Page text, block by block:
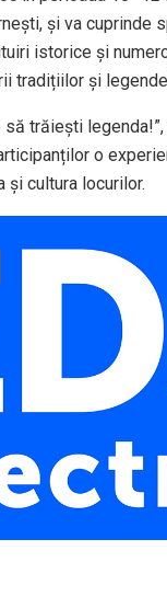
și va cuprinde
istorice și
tradițiilor și
să trăiești
o
și cultura locurilor.